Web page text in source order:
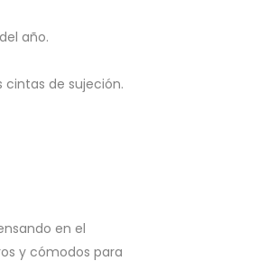
año.
cintas de sujeción.
en el
y cómodos para